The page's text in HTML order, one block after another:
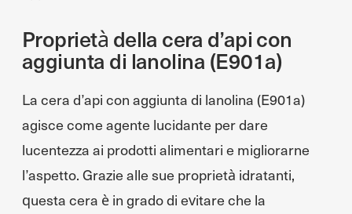
Proprietà della cera d’api con
aggiunta di lanolina (E901a)
La cera d’api con aggiunta di lanolina (E901a)
agisce come agente lucidante per dare
lucentezza ai prodotti alimentari e migliorarne
l’aspetto. Grazie alle sue proprietà idratanti,
questa cera è in grado di evitare che la